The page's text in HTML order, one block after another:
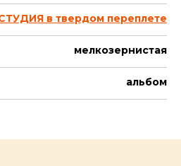
в твердом переплете
мелкозернистая
альбом